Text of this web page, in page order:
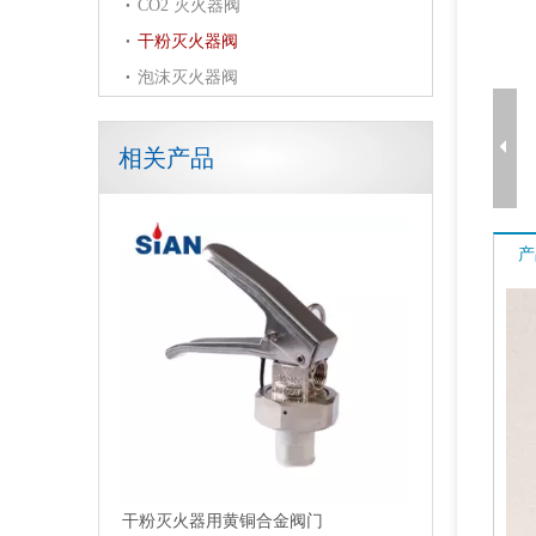
CO2 灭火器阀
干粉灭火器阀
泡沫灭火器阀
相关产品
干粉灭火器用黄铜合金阀门
干粉灭火器用黄铜铜阀